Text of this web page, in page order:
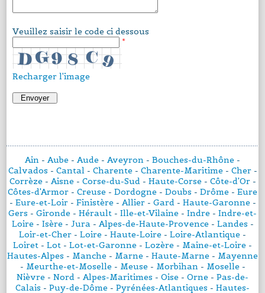
Veuillez saisir le code ci dessous
*
Recharger l'image
Ain - Aube - Aude - Aveyron - Bouches-du-Rhône -
Calvados - Cantal - Charente- Charente-Maritime- Cher-
Corrèze- Aisne- Corse-du-Sud - Haute-Corse- Côte-d'Or-
Côtes-d'Armor - Creuse - Dordogne - Doubs - Drôme - Eure
- Eure-et-Loir- Finistère- Allier- Gard - Haute-Garonne-
Gers - Gironde - Hérault - Ille-et-Vilaine - Indre - Indre-et-
Loire- Isère- Jura - Alpes-de-Haute-Provence- Landes -
Loir-et-Cher - Loire - Haute-Loire - Loire-Atlantique -
Loiret - Lot - Lot-et-Garonne - Lozère - Maine-et-Loire -
Hautes-Alpes - Manche - Marne - Haute-Marne - Mayenne
- Meurthe-et-Moselle- Meuse- Morbihan - Moselle-
Nièvre - Nord - Alpes-Maritimes - Oise - Orne - Pas-de-
Calais - Puy-de-Dôme - Pyrénées-Atlantiques - Hautes-